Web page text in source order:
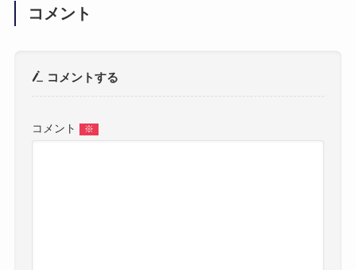
コメント
コメントする
コメント ※